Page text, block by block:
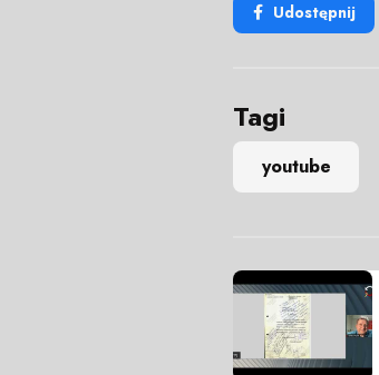
Udostępnij
Tagi
youtube